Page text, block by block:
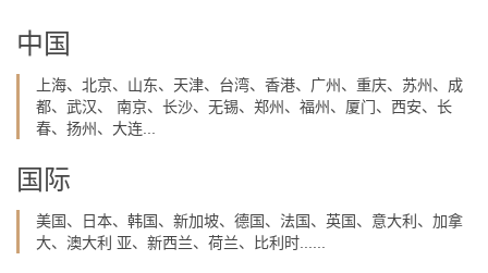
中国
上海、北京、山东、天津、台湾、香港、广州、重庆、苏州、成
都、武汉、 南京、长沙、无锡、郑州、福州、厦门、西安、长
春、扬州、大连...
国际
美国、日本、韩国、新加坡、德国、法国、英国、意大利、加拿
大、澳大利 亚、新西兰、荷兰、比利时......